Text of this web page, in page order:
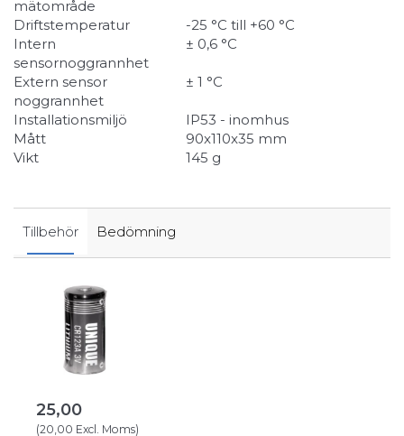
mätområde
Driftstemperatur
-25 °C till +60 °C
Intern
sensornoggrannhet
± 0,6 °C
Extern sensor
noggrannhet
± 1 °C
Installationsmiljö
IP53 - inomhus
Mått
90x110x35 mm
Vikt
145 g
Tillbehör Bedömning
25,00
(20,00 Excl. Moms)